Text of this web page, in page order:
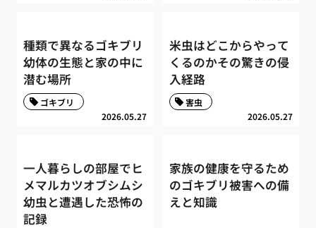
種類で異なるゴキブリ
幼体の生態と家の中に
潜む場所
2026.05.27
ゴキブリ
米虫はどこからやって
くるのかその驚きの侵
入経路
2026.05.27
害虫
一人暮らしの部屋でヒ
メマルカツオブシムシ
幼虫と遭遇した恐怖の
記録
家族の健康を守るため
のゴキブリ被害への備
えと知識